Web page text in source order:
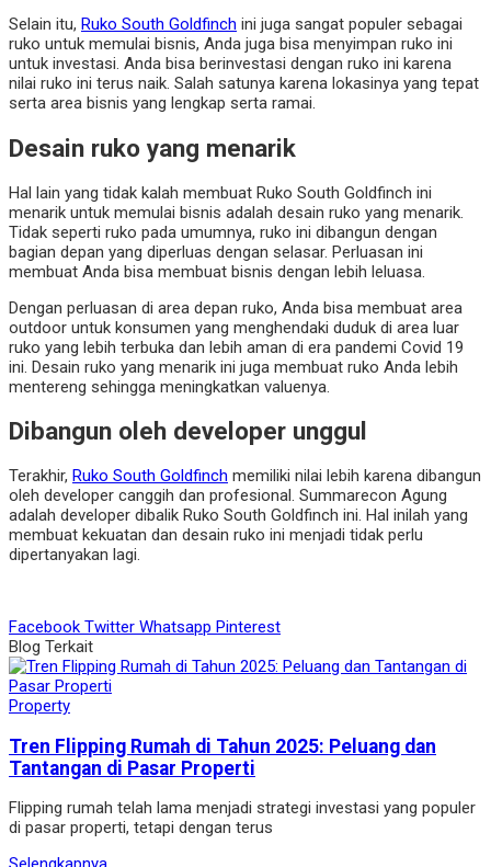
Selain itu, Ruko South Goldfinch ini juga sangat populer sebagai
ruko untuk memulai bisnis, Anda juga bisa menyimpan ruko ini
untuk investasi. Anda bisa berinvestasi dengan ruko ini karena
nilai ruko ini terus naik. Salah satunya karena lokasinya yang tepat
serta area bisnis yang lengkap serta ramai.
Desain ruko yang menarik
Hal lain yang tidak kalah membuat Ruko South Goldfinch ini
menarik untuk memulai bisnis adalah desain ruko yang menarik.
Tidak seperti ruko pada umumnya, ruko ini dibangun dengan
bagian depan yang diperluas dengan selasar. Perluasan ini
membuat Anda bisa membuat bisnis dengan lebih leluasa.
Dengan perluasan di area depan ruko, Anda bisa membuat area
outdoor untuk konsumen yang menghendaki duduk di area luar
ruko yang lebih terbuka dan lebih aman di era pandemi Covid 19
ini. Desain ruko yang menarik ini juga membuat ruko Anda lebih
mentereng sehingga meningkatkan valuenya.
Dibangun oleh developer unggul
Terakhir, Ruko South Goldfinch memiliki nilai lebih karena dibangun
oleh developer canggih dan profesional. Summarecon Agung
adalah developer dibalik Ruko South Goldfinch ini. Hal inilah yang
membuat kekuatan dan desain ruko ini menjadi tidak perlu
dipertanyakan lagi.
Facebook Twitter Whatsapp Pinterest
Blog Terkait
Property
Tren Flipping Rumah di Tahun 2025: Peluang dan
Tantangan di Pasar Properti
Flipping rumah telah lama menjadi strategi investasi yang populer
di pasar properti, tetapi dengan terus